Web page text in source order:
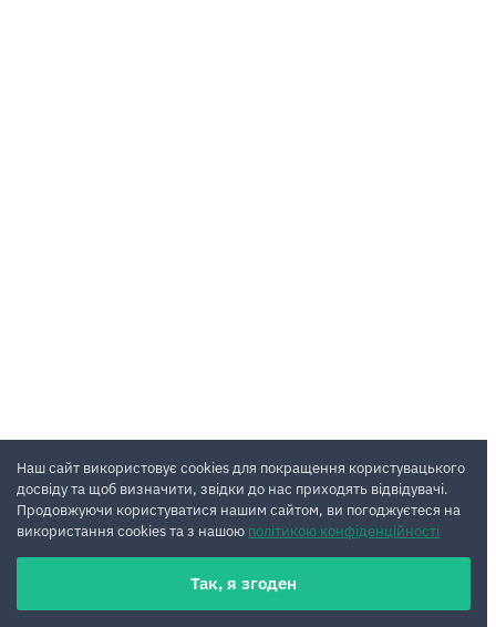
Наш сайт використовує cookies для покращення користувацького
досвіду та щоб визначити, звідки до нас приходять відвідувачі.
Продовжуючи користуватися нашим сайтом, ви погоджуєтеся на
використання cookies та з нашою політикою конфіденційності
Так, я згоден